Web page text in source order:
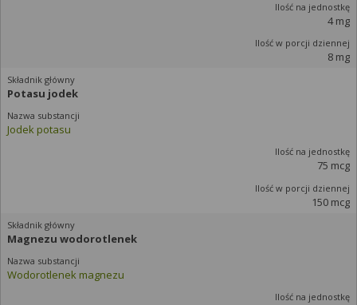
4 mg
8 mg
Potasu jodek
Jodek potasu
75 mcg
150 mcg
Magnezu wodorotlenek
Wodorotlenek magnezu